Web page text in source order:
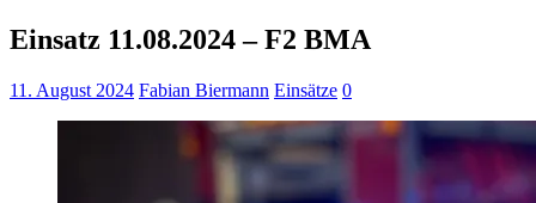
Einsatz 11.08.2024 – F2 BMA
11. August 2024 Fabian Biermann Einsätze 0